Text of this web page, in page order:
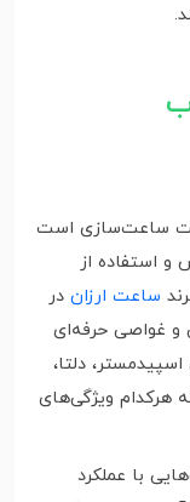
ساعت‌سازی است
استفاده از
ساعت ارزان در
غواصی حرفه‌ای
دلتا،
هرکدام ویژگی‌های
با عملکرد